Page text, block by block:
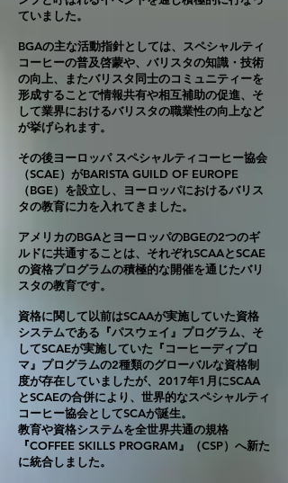
ていました。
BGAの主な活動指針としては、スペシャルティ
コーヒーの普及啓蒙や、バリスタの知識・技術
の向上、またバリスタ同士のコミュニティーを
形成することで情報共有や相互補助の促進、 そ
して業界におけるバリスタの職業性の向上など
が挙げられます。
その後ヨーロッパ スペシャルティコーヒー協会
（SCAE）がBARISTA GUILD OF EUROPE
（BGE）を設立し、ヨーロッパにおけるバリス
タの教育に力を入れてきました。
アメリカのBGAとヨーロッパのBGEの2つのギ
ルドに共通することは、それぞれSCAAとSCAE
の資格プログラムの積極的な開催を通じたバリ
スタの教育です。
資格に関して以前はSCAAが実施していた資格
システムである『パスウェイ』 プログラム、 そ
してSCAEが実施していた 『コーヒーディプロ
マ』プログラムの2種類のグローバルな資格制
度が存在していましたが、 2017年1月にSCAA
とSCAEの合併により、世界的なスペシャルティ
コーヒー協会としてSCAが誕生。
教育や資格システムを全世界共通の規格
『COFFEE SKILLS PROGRAM』（CSP）へ新た
に統合しました。